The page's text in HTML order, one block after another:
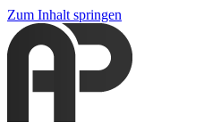
Zum Inhalt springen